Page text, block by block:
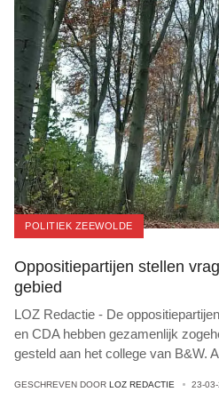
POLITIEK ZEEWOLDE
Oppositiepartijen stellen
gebied
LOZ Redactie - De
en CDA hebben gezamenlijk
gesteld aan het college van B&W.
GESCHREVEN DOOR LOZ REDACTIE 23-